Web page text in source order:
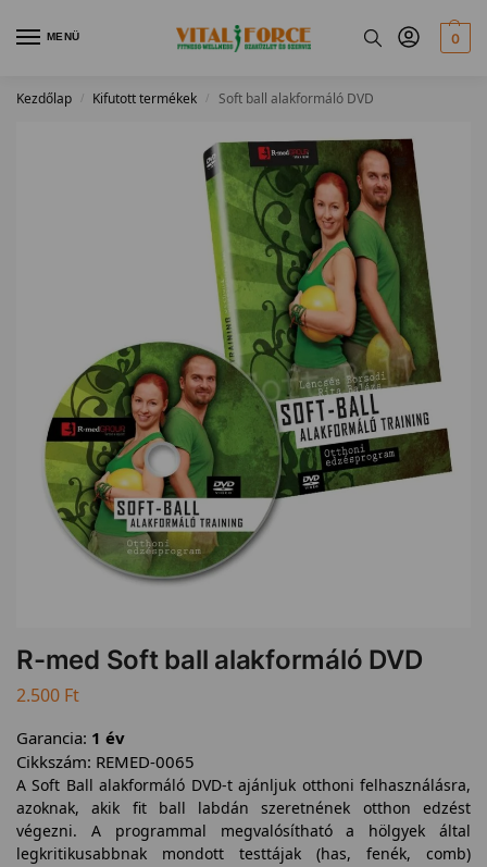
MENÜ 0
Kezdőlap / Kifutott termékek / Soft ball alakformáló DVD
R-med Soft ball alakformáló DVD
2.500 Ft
Garancia: 1 év
Cikkszám: REMED-0065
A Soft Ball alakformáló DVD-t ajánljuk otthoni felhasználásra,
azoknak, akik fit ball labdán szeretnének otthon edzést
végezni. A programmal megvalósítható a hölgyek által
legkritikusabbnak mondott testtájak (has, fenék, comb)